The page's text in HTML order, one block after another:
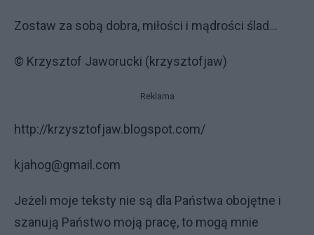
Zostaw za sobą dobra, miłości i mądrości ślad...
© Krzysztof Jaworucki (krzysztofjaw)
Reklama
http://krzysztofjaw.blogspot.com/
kjahog@gmail.com
Jeżeli moje teksty nie są dla Państwa obojętne i
szanują Państwo moją pracę, to mogą mnie